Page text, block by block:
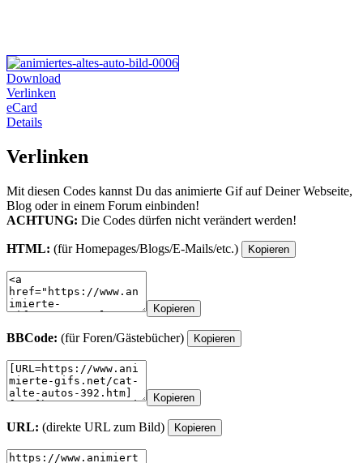
Download
Verlinken
eCard
Details
Verlinken
Mit diesen Codes kannst Du das animierte Gif auf Deiner Webseite,
Blog oder in einem Forum einbinden!
ACHTUNG: Die Codes dürfen nicht verändert werden!
HTML: (für Homepages/Blogs/E-Mails/etc.) Kopieren
Kopieren
BBCode: (für Foren/Gästebücher) Kopieren
Kopieren
URL: (direkte URL zum Bild) Kopieren